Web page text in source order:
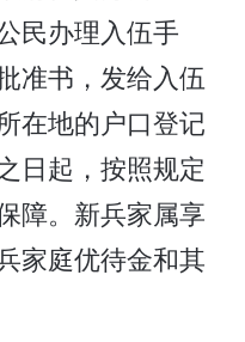
民办理入伍手
准书，发给入伍
在地的户口登记
日起，按照规定
障。新兵家属享
家庭优待金和其